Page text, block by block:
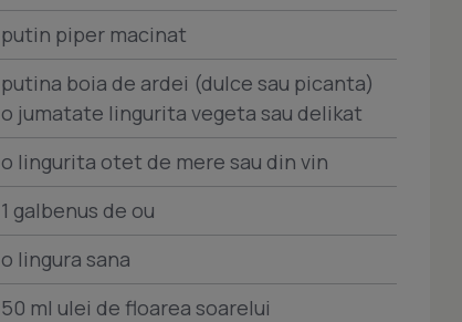
putin piper macinat
putina boia de ardei (dulce sau picanta)
o jumatate lingurita vegeta sau delikat
o lingurita otet de mere sau din vin
1 galbenus de ou
o lingura sana
50 ml ulei de floarea soarelui